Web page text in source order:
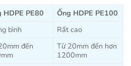
HDPE PE80
Ống HDPE PE100
bình Rất cao
đến
Từ 20mm đến hơn
1200mm